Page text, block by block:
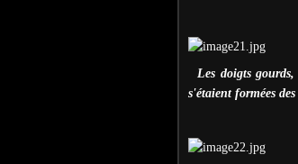
Les doigts
s'étaient formées